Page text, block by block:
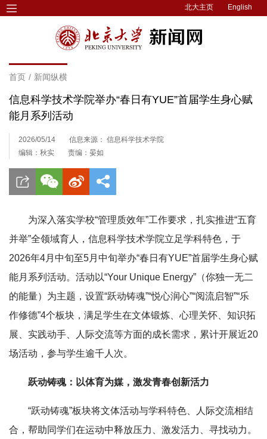
北大主页 English
首页 / 新闻纵横
信息科学技术学院举办“春日有YUE”首届学生身心赋
能月系列活动
2026/05/14
信息来源： 信息科学技术学院
编辑：秋实
责编：晏如
为深入落实学校“管理质效年”工作要求，扎实推进“五育
并举”全领域育人，信息科学技术学院立足学科特色，于
2026年4月中旬至5月中旬举办“春日有YUE”首届学生身心赋
能月系列活动。活动以“Your Unique Energy” （你独一无二
的能量） 为主题，设置“跃动铸魂”“悦心润心”“阅流启智”“乐
作修德”4个板块，满足学生在文体锻炼、心理关怀、知识拓
展、实践动手、人际交流等方面的成长需求，累计开展近20
场活动， 参与学生逾千人次。
跃动铸魂：以体育为媒，激发青春创新活力
“跃动铸魂”板块将文体活动与学科特色、人际交流相结
合，帮助同学们在运动中释放压力、激发活力、寻找动力。